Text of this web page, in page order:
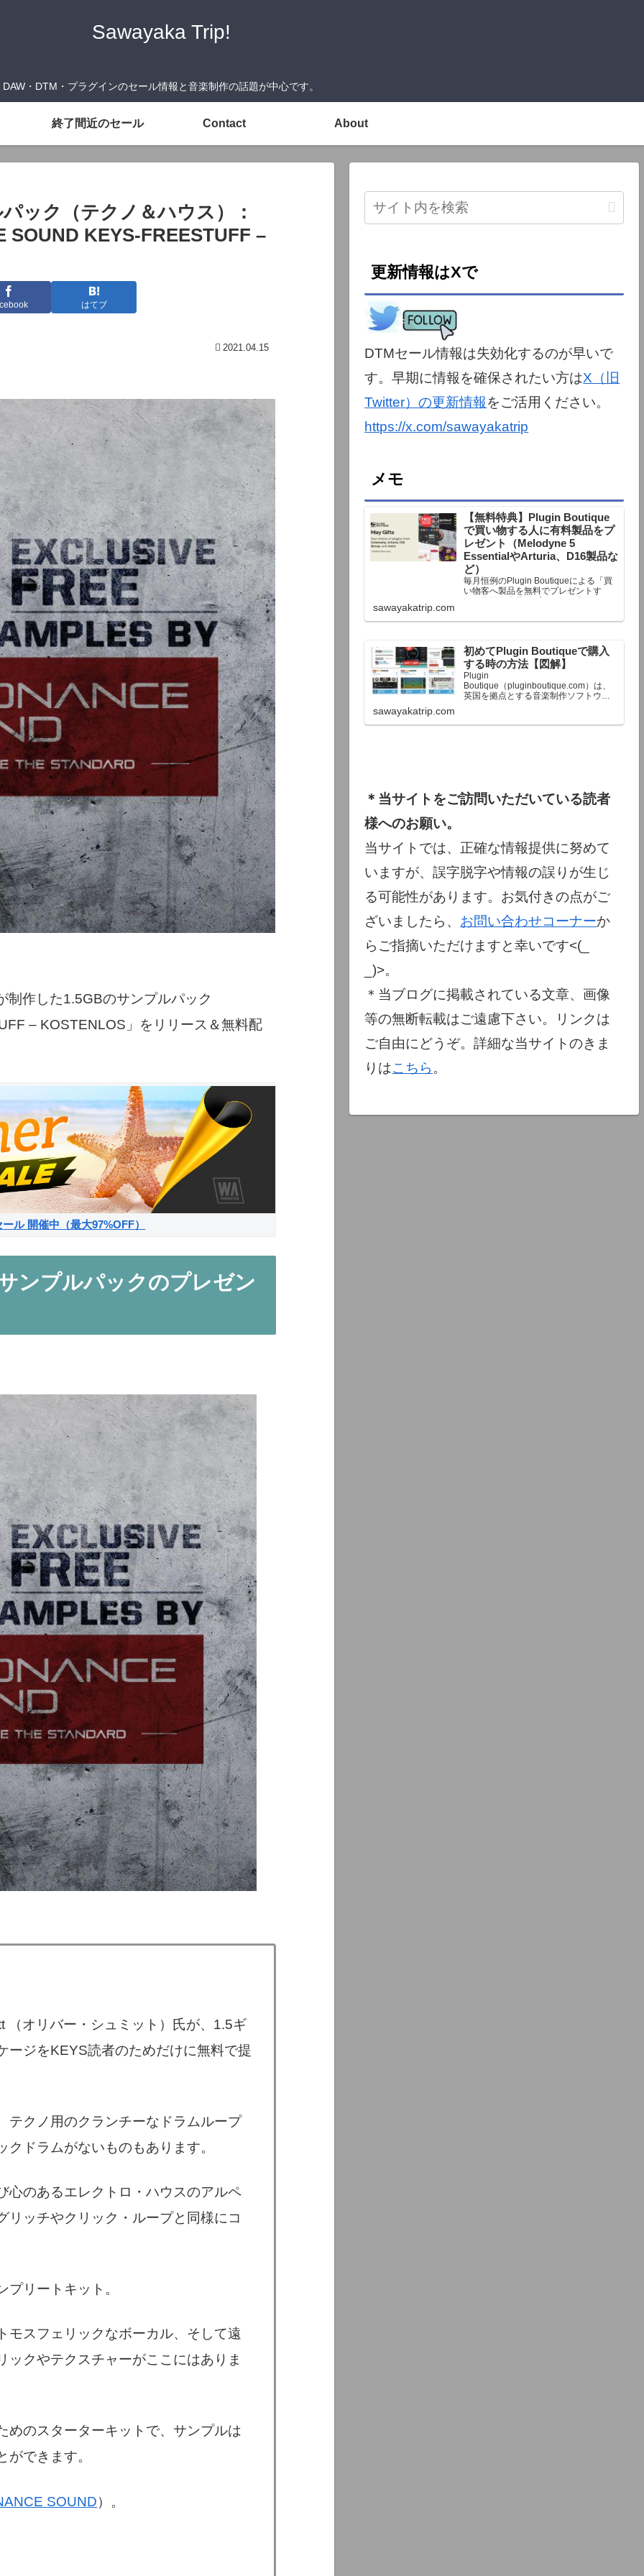
Sawayaka Trip!
DAW・DTM・プラグインのセール情報と音楽制作の話題が中心です。
終了間近のセール Contact About
ック（テクノ＆ハウス）：
KEYS-FREESTUFF –
はてブ
2021.04.15
作した1.5GBのサンプルパック
– KOSTENLOS」をリリース＆無料配
ル 開催中（最大97%OFF）
ンプルパックのプレゼン
オリバー・シュミット）氏が、1.5ギ
ージをKEYS読者のためだけに無料で提
テクノ用のクランチーなドラムループ
ドラムがないものもあります。
心のあるエレクトロ・ハウスのアルペ
リッチやクリック・ループと同様にコ
リートキット。
モスフェリックなボーカル、そして遠
クやテクスチャーがここにはありま
めのスターターキットで、サンプルは
できます。
SOUND）。
更新情報はXで
DTMセール情報は失効化するのが早いで
す。早期に情報を確保されたい方はX（旧
Twitter）の更新情報をご活用ください。
https://x.com/sawayakatrip
メモ
【無料特典】Plugin Boutique
で買い物する人に有料製品をプ
レゼント（Melodyne 5
EssentialやArturia、D16製品な
ど）
毎月恒例のPlugin Boutiqueによる「買
い物客へ製品を無料でプレゼントす
る」企画。今月もプレゼント企画が用
定額以上のお金を出して何かを購入す
終了予定日：日本時間：6/1（月…
sawayakatrip.com
初めてPlugin Boutiqueで購入
する時の方法【図解】
Plugin
Boutique（pluginboutique.com）は、
英国を拠点とする音楽制作ソフトウェ
で、世界中のミュージシャンに利用さ
sawayakatrip.com
＊当サイトをご訪問いただいている読者
様へのお願い。
当サイトでは、正確な情報提供に努めて
いますが、誤字脱字や情報の誤りが生じ
る可能性があります。お気付きの点がご
ざいましたら、 お問い合わせコーナーか
らご指摘いただけますと幸いです<(_
_)>。
＊当ブログに掲載されている文章、画像
等の無断転載はご遠慮下さい。リンクは
ご自由にどうぞ。詳細な当サイトのきま
りはこちら 。